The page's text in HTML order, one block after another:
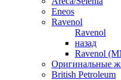
Eneos
Ravenol
Ravenol
назад
Ravenol
Оригинальные
British Petroleum